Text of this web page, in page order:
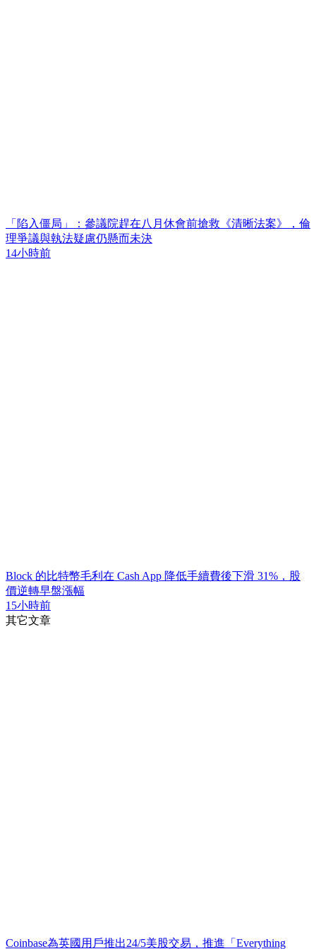
「陷入僵局」：參議院趕在八月休會前搶救《清晰法案》，倫
理爭議與執法疑慮仍懸而未決
14小時前
Block 的比特幣毛利在 Cash App 降低手續費後下滑 31%，股
價逆轉早盤漲幅
15小時前
其它文章
Coinbase為英國用戶推出24/5美股交易，推進「Everything